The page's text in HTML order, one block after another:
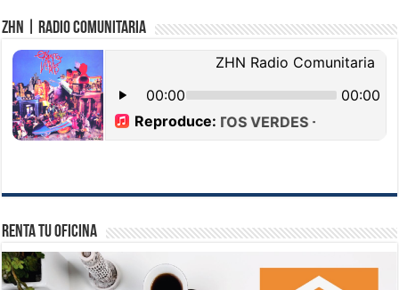
ZHN | Radio Comunitaria
Renta tu Oficina